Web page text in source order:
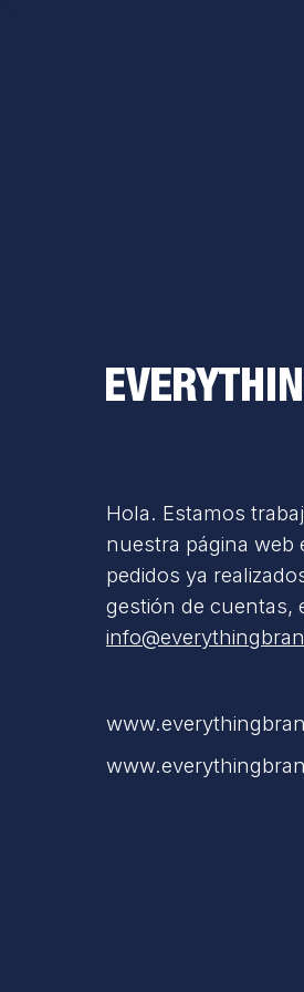
Everything
Hola. Estamos
nuestra página web
pedidos ya
gestión de cuentas,